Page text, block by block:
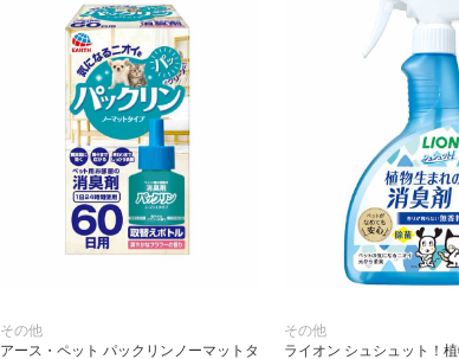
その他
アース・ペット パックリンノーマットタ
その他
ライオン シュシュット！